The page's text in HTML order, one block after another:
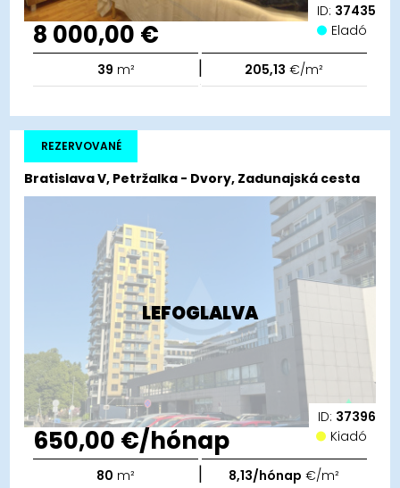
ID: 37435
8 000,00 € Eladó
39 m² | 205,13 €/m²
LEFOGLALVA
ID: 37396
Bratislava V, Petržalka - Dvory, Zadunajská cesta
REZERVOVANÉ
650,00 €/hónap Kiadó
80 m² | 8,13/hónap €/m²